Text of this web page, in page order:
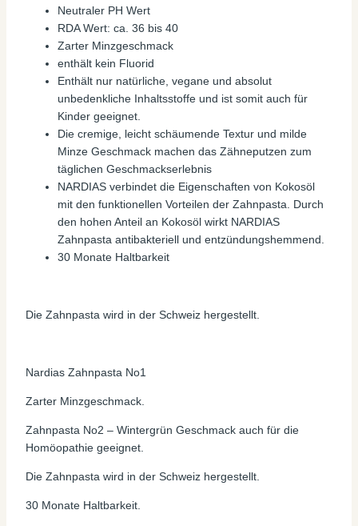
Neutraler PH Wert
RDA Wert: ca. 36 bis 40
Zarter Minzgeschmack
enthält kein Fluorid
Enthält nur natürliche, vegane und absolut
unbedenkliche Inhaltsstoffe und ist somit auch für
Kinder geeignet.
Die cremige, leicht schäumende Textur und milde
Minze Geschmack machen das Zähneputzen zum
täglichen Geschmackserlebnis
NARDIAS verbindet die Eigenschaften von Kokosöl
mit den funktionellen Vorteilen der Zahnpasta. Durch
den hohen Anteil an Kokosöl wirkt NARDIAS
Zahnpasta antibakteriell und entzündungshemmend.
30 Monate Haltbarkeit
Die Zahnpasta wird in der Schweiz hergestellt.
Nardias Zahnpasta No1
Zarter Minzgeschmack.
Zahnpasta No2 – Wintergrün Geschmack auch für die
Homöopathie geeignet.
Die Zahnpasta wird in der Schweiz hergestellt.
30 Monate Haltbarkeit.